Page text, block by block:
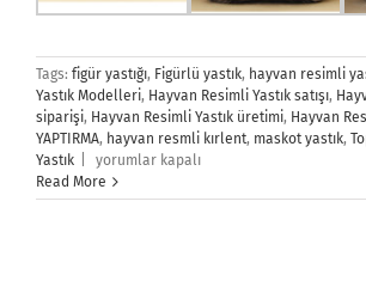
Tags: figür yastığı, Figürlü yastık, hayvan resimli
Yastık Modelleri, Hayvan Resimli Yastık satışı,
siparişi, Hayvan Resimli Yastık üretimi, Hayvan
YAPTIRMA, hayvan resmli kırlent, maskot yastık,
Yastık
Hayvan
Resimli
Yastık
yorumlar kapalı
Read More